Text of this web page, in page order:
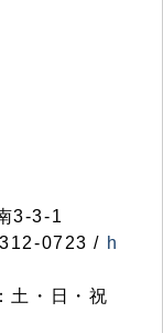
3-3-1
0723 / h
土・日・祝